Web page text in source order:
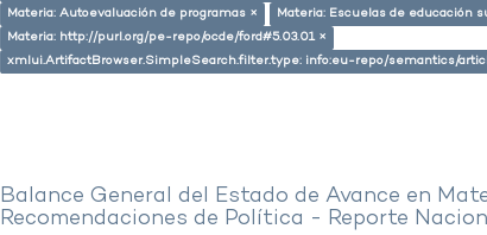
Materia: Autoevaluación de programas ×
Materia: Escuelas de educación
Materia: http://purl.org/pe-repo/ocde/ford#5.03.01 ×
xmlui.ArtifactBrowser.SimpleSearch.filter.type: info:eu-repo/semantics/
Balance General del Estado de Avance en
Recomendaciones de Política - Reporte